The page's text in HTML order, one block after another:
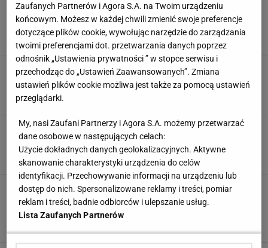
To ona jest PRAWOWITĄ następczynią tronu?!
Wyciekła szokująca teoria
Zuzanna Kwasek,11 LIPCA 2024, 15:00
Twierdzi, że był... księżną Dianą. Przerażające,
co powiedział, gdy zobaczył jej zdjęcie
Kolejna kobieta twierdzi, że jest zaginioną
Madeleine McCann. "Proszę, pomóżcie mi"
Dominika Kowalska, 25 MAJA 2024, 08:00
Przerażające, co odkryto na odwróconym
portrecie królowej Camilli. "Krwisty Karol" to
przy tym nic
Zaufanych Partnerów i Agora S.A. na Twoim urządzeniu
końcowym. Możesz w każdej chwili zmienić swoje preferencje
dotyczące plików cookie, wywołując narzędzie do zarządzania
twoimi preferencjami dot. przetwarzania danych poprzez
odnośnik „Ustawienia prywatności ” w stopce serwisu i
przechodząc do „Ustawień Zaawansowanych”. Zmiana
ustawień plików cookie możliwa jest także za pomocą ustawień
przeglądarki.
My, nasi Zaufani Partnerzy i Agora S.A. możemy przetwarzać
dane osobowe w następujących celach:
Użycie dokładnych danych geolokalizacyjnych. Aktywne
skanowanie charakterystyki urządzenia do celów
identyfikacji. Przechowywanie informacji na urządzeniu lub
dostęp do nich. Spersonalizowane reklamy i treści, pomiar
reklam i treści, badnie odbiorców i ulepszanie usług.
Lista Zaufanych Partnerów